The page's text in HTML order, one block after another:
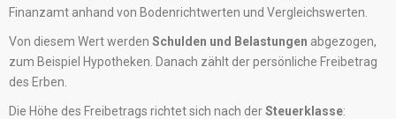
Finanzamt anhand von Bodenrichtwerten und Vergleichswerten.
Von diesem Wert werden Schulden und Belastungen abgezogen,
zum Beispiel Hypotheken. Danach zählt der persönliche Freibetrag
des Erben.
Die Höhe des Freibetrags richtet sich nach derSteuerklasse: